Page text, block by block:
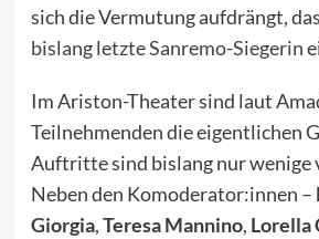
sich die Vermutung aufdrängt,
bislang letzte Sanremo-Siegerin
Im Ariston-Theater sind laut
Teilnehmenden die eigentlichen
Auftritte sind bislang nur wenige
Neben den Komoderator:innen –
Giorgia,Teresa Mannino, Lorella